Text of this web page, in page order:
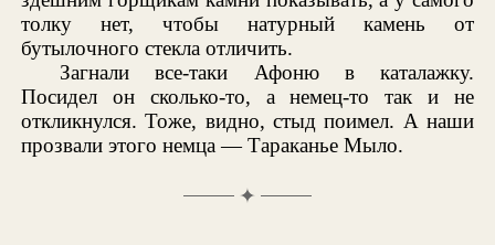
толку нет, чтобы натурный камень от
бутылочного стекла отличить.
Загнали все-таки Афоню в каталажку.
Посидел он сколько-то, а немец-то так и не
откликнулся. Тоже, видно, стыд поимел. А наши
прозвали этого немца — Тараканье Мыло.
✦